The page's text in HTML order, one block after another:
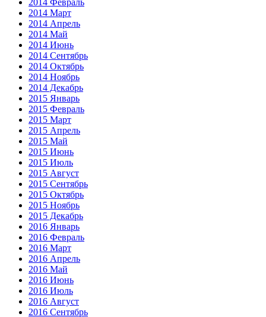
2014 Февраль
2014 Март
2014 Апрель
2014 Май
2014 Июнь
2014 Сентябрь
2014 Октябрь
2014 Ноябрь
2014 Декабрь
2015 Январь
2015 Февраль
2015 Март
2015 Апрель
2015 Май
2015 Июнь
2015 Июль
2015 Август
2015 Сентябрь
2015 Октябрь
2015 Ноябрь
2015 Декабрь
2016 Январь
2016 Февраль
2016 Март
2016 Апрель
2016 Май
2016 Июнь
2016 Июль
2016 Август
2016 Сентябрь